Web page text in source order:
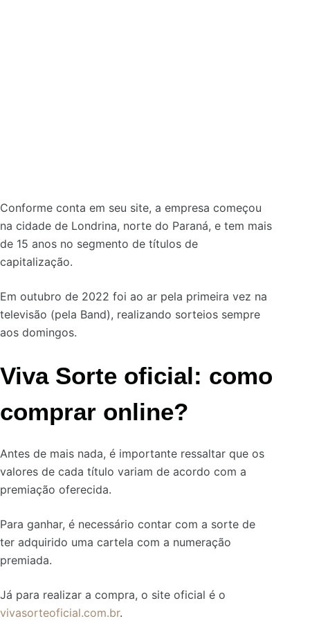
Conforme conta em seu site, a empresa começou
na cidade de Londrina, norte do Paraná, e tem mais
de 15 anos no segmento de títulos de
capitalização.
Em outubro de 2022 foi ao ar pela primeira vez na
televisão (pela Band), realizando sorteios sempre
aos domingos.
Viva Sorte oficial: como
comprar online?
Antes de mais nada, é importante ressaltar que os
valores de cada título variam de acordo com a
premiação oferecida.
Para ganhar, é necessário contar com a sorte de
ter adquirido uma cartela com a numeração
premiada.
Já para realizar a compra, o site oficial é o
vivasorteoficial.com.br.